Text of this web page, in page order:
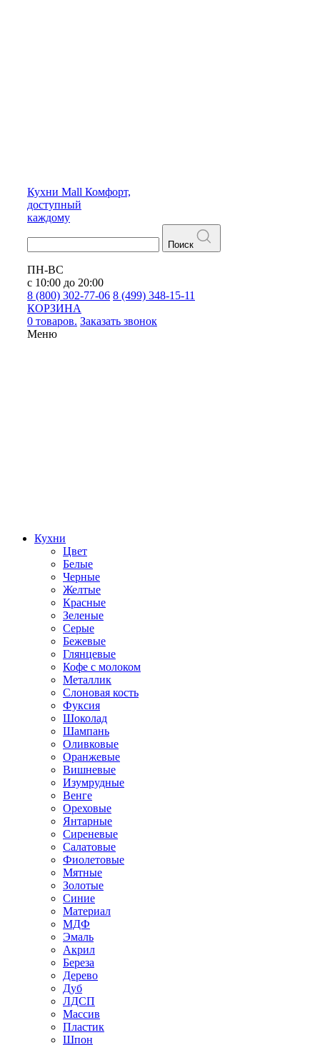
Кухни Mall Комфорт,
доступный
каждому
Поиск
ПН-ВС
с 10:00 до 20:00
8 (800) 302-77-06 8 (499) 348-15-11
КОРЗИНА
0 товаров. Заказать звонок
Меню
Кухни
Цвет
Белые
Черные
Желтые
Красные
Зеленые
Серые
Бежевые
Глянцевые
Кофе с молоком
Металлик
Слоновая кость
Фуксия
Шоколад
Шампань
Оливковые
Оранжевые
Вишневые
Изумрудные
Венге
Ореховые
Янтарные
Сиреневые
Салатовые
Фиолетовые
Мятные
Золотые
Синие
Материал
МДФ
Эмаль
Акрил
Береза
Дерево
Дуб
ЛДСП
Массив
Пластик
Шпон